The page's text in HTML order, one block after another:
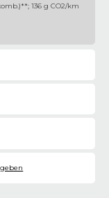
136 g CO2/km